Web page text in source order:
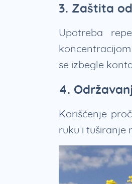
3. Zaštita
Upotreba
se izbegle
4.
Korišćenje
ruku i tuširanje